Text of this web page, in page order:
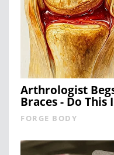
Arthrologist
Braces - Do This
FORGE BODY